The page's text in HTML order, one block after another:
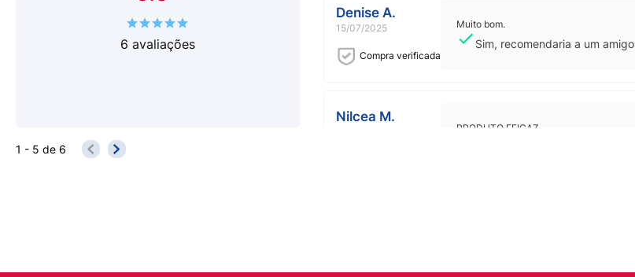
6 avaliações
Denise A.
15/07/2025
Compra verificada
Muito bom.
Sim, recomendaria a um amigo
Nilcea M.
PRODUTO EFICAZ.
1 - 5 de 6